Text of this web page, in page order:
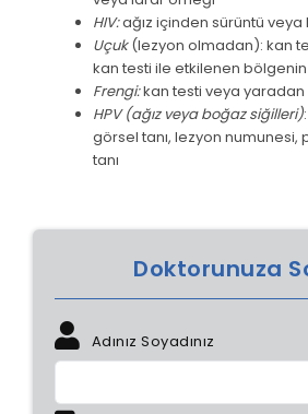
Doktorunuza
Adınız Soyadınız
HIV:ağız içinden sürüntü veya
Uçuk(lezyon olmadan): kan
kan testi ile etkilenen
Frengi:kan testi veya yaradan
HPV (ağız veya boğaz siğilleri)
görsel tanı, lezyon numunesi,
tanı